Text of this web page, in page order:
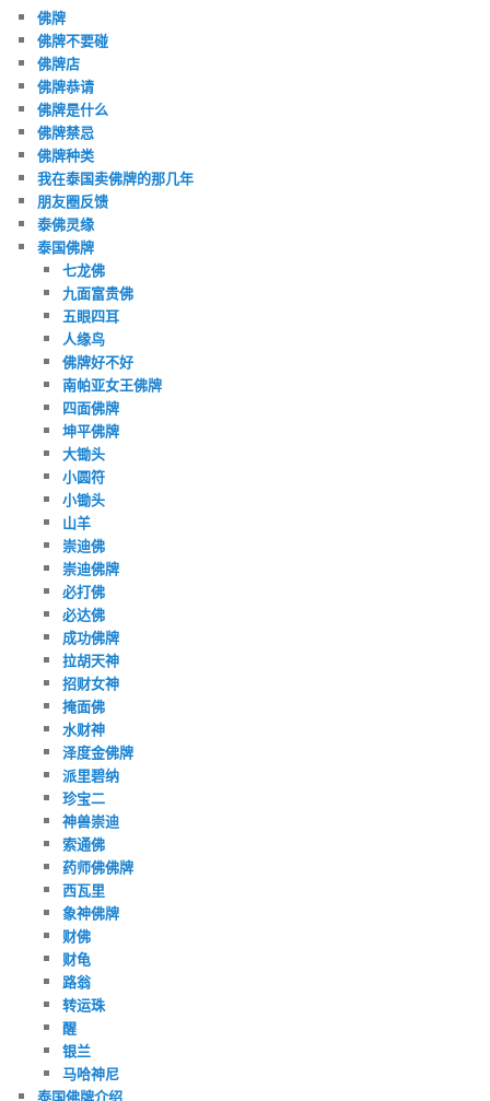
佛牌
佛牌不要碰
佛牌店
佛牌恭请
佛牌是什么
佛牌禁忌
佛牌种类
我在泰国卖佛牌的那几年
朋友圈反馈
泰佛灵缘
泰国佛牌
七龙佛
九面富贵佛
五眼四耳
人缘鸟
佛牌好不好
南帕亚女王佛牌
四面佛牌
坤平佛牌
大锄头
小圆符
小锄头
山羊
崇迪佛
崇迪佛牌
必打佛
必达佛
成功佛牌
拉胡天神
招财女神
掩面佛
水财神
泽度金佛牌
派里碧纳
珍宝二
神兽崇迪
索通佛
药师佛佛牌
西瓦里
象神佛牌
财佛
财龟
路翁
转运珠
醒
银兰
马哈神尼
泰国佛牌介绍